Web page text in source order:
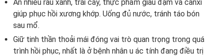
Ăn nhiều rau xanh, trái cây, thực phẩm giàu đạm và canxi
giúp phục hồi xương khớp. Uống đủ nước, tránh táo bón
sau mổ.
Giữ tinh thần thoải mái đóng vai trò quan trọng trong quá
trình hồi phục, nhất là ở bệnh nhân u ác tính đang điều trị